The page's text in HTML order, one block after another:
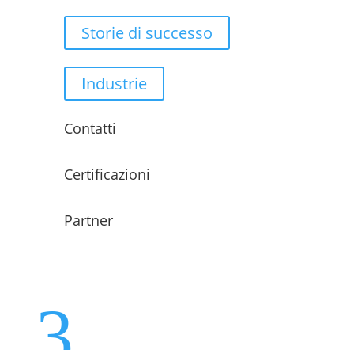
Storie di successo
Industrie
Contatti
Certificazioni
Partner